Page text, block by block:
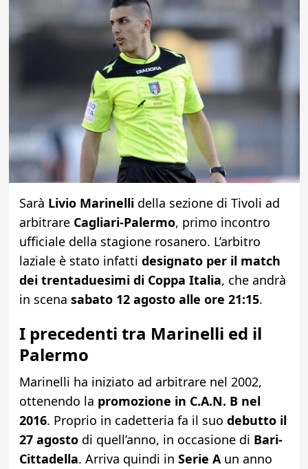
Sarà Livio Marinellidella sezione di Tivoli ad
arbitrare Cagliari-Palermo, primo incontro
ufficiale della stagione rosanero. L’arbitro
laziale è stato infatti designato per il match
dei trentaduesimi di Coppa Italia, che andrà
in scena sabato 12 agosto alle ore 21:15.
I precedenti tra Marinelli ed il
Palermo
Marinelli ha iniziato ad arbitrare nel 2002,
ottenendo la promozione in C.A.N. B nel
2016. Proprio in cadetteria fa il suo debutto il
27 agostodi quell’anno, in occasione di Bari-
Cittadella. Arriva quindi in Serie Aun anno